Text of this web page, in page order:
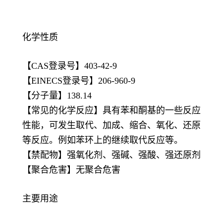
化学性质
【CAS登录号】403-42-9
【EINECS登录号】206-960-9
【分子量】138.14
【常见的化学反应】具有苯和酮基的一些反应
性能，可发生取代、加成、缩合、氧化、还原
等反应。例如苯环上的继续取代反应等。
【禁配物】强氧化剂、强碱、强酸、强还原剂
【聚合危害】无聚合危害
主要用途